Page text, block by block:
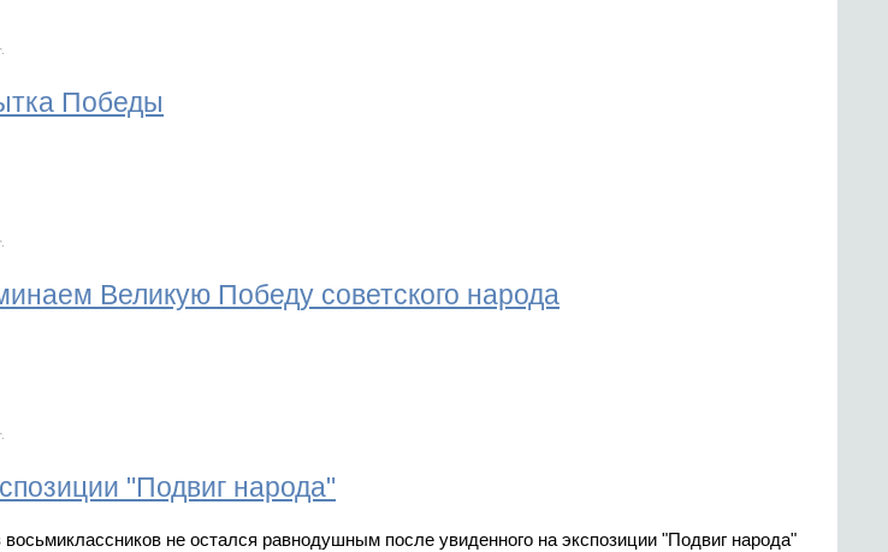
Победы
Великую Победу советского народа
"Подвиг народа"
восьмиклассников не остался равнодушным после увиденного на экспозиции "Подвиг народа"